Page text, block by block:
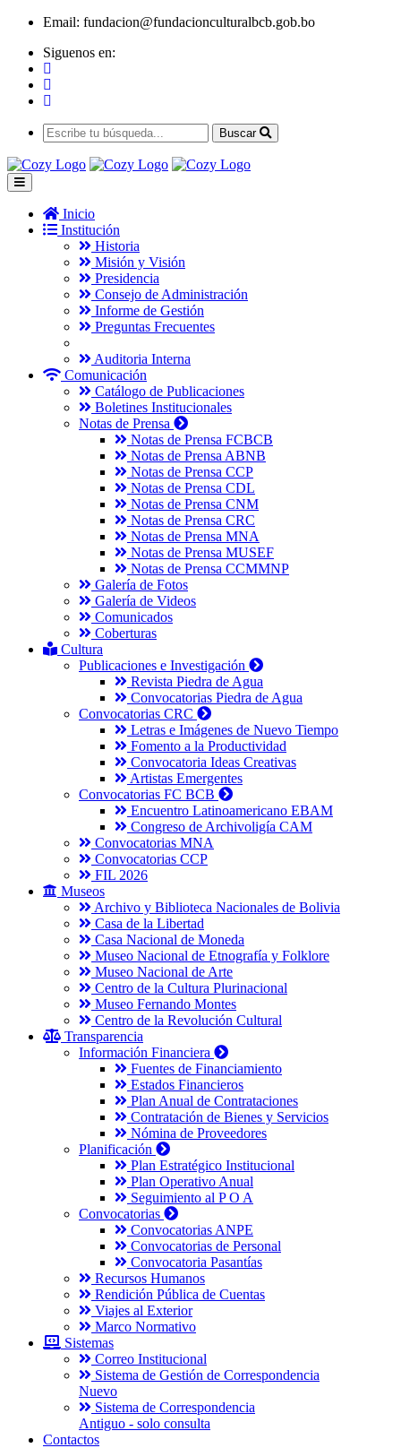
Email: fundacion@fundacionculturalbcb.gob.bo
Siguenos en:
Buscar
Inicio
Institución
Historia
Misión y Visión
Presidencia
Consejo de Administración
Informe de Gestión
Preguntas Frecuentes
Auditoria Interna
Comunicación
Catálogo de Publicaciones
Boletines Institucionales
Notas de Prensa
Notas de Prensa FCBCB
Notas de Prensa ABNB
Notas de Prensa CCP
Notas de Prensa CDL
Notas de Prensa CNM
Notas de Prensa CRC
Notas de Prensa MNA
Notas de Prensa MUSEF
Notas de Prensa CCMMNP
Galería de Fotos
Galería de Videos
Comunicados
Coberturas
Cultura
Publicaciones e Investigación
Revista Piedra de Agua
Convocatorias Piedra de Agua
Convocatorias CRC
Letras e Imágenes de Nuevo Tiempo
Fomento a la Productividad
Convocatoria Ideas Creativas
Artistas Emergentes
Convocatorias FC BCB
Encuentro Latinoamericano EBAM
Congreso de Archivoligía CAM
Convocatorias MNA
Convocatorias CCP
FIL 2026
Museos
Archivo y Biblioteca Nacionales de Bolivia
Casa de la Libertad
Casa Nacional de Moneda
Museo Nacional de Etnografía y Folklore
Museo Nacional de Arte
Centro de la Cultura Plurinacional
Museo Fernando Montes
Centro de la Revolución Cultural
Transparencia
Información Financiera
Fuentes de Financiamiento
Estados Financieros
Plan Anual de Contrataciones
Contratación de Bienes y Servicios
Nómina de Proveedores
Planificación
Plan Estratégico Institucional
Plan Operativo Anual
Seguimiento al P O A
Convocatorias
Convocatorias ANPE
Convocatorias de Personal
Convocatoria Pasantías
Recursos Humanos
Rendición Pública de Cuentas
Viajes al Exterior
Marco Normativo
Sistemas
Correo Institucional
Sistema de Gestión de Correspondencia
Nuevo
Sistema de Correspondencia
Antiguo - solo consulta
Contactos